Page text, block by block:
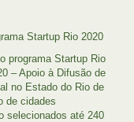
Startup Rio 2020
programa Startup Rio
– Apoio à Difusão de
no Estado do Rio de
de cidades
selecionados até 240